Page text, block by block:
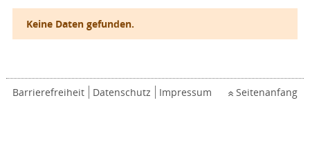
Keine Daten gefunden.
Barrierefreiheit Datenschutz Impressum Seitenanfang